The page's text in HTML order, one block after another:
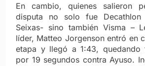
En cambio, quienes salieron
disputa no solo fue
Seixas- sino también Visma –
líder, Matteo Jorgenson entró en
etapa y llegó a 1:43, quedando
por 19 segundos contra Ayuso.